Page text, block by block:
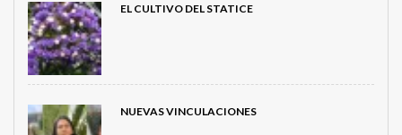
EL CULTIVO DEL STATICE
NUEVAS VINCULACIONES